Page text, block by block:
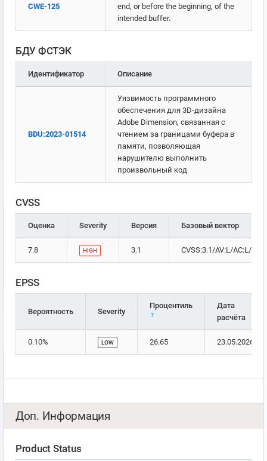
CWE-125
end, or before the beginning, of the
intended buffer.
БДУ ФСТЭК
Идентификатор Описание
BDU:2023-01514
Уязвимость программного
обеспечения для 3D-дизайна
Adobe Dimension, связанная с
чтением за границами буфера в
памяти, позволяющая
нарушителю выполнить
произвольный код
CVSS
Оценка Severity Версия Базовый вектор
7.8 HIGH 3.1 CVSS:3.1/AV:L/AC:L/
EPSS
Вероятность Severity
Процентиль
?
Дата
расчёта
0.10% LOW 26.65 23.05.2026
Доп. Информация
Product Status